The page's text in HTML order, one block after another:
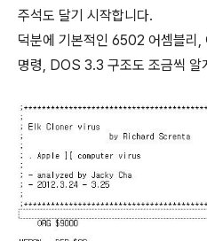
주석도 달기 시작합니다.
덕분에 기본적인 6502 어셈블리
명령, DOS 3.3 구조도 조금씩 알